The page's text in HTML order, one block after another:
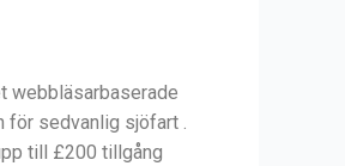
webbläsarbaserade
för sedvanlig sjöfart .
till £200 tillgång